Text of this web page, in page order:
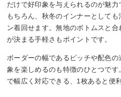
だけで好印象を与えられるのが魅
もちろん、秋冬のインナーとして
ン着回せます。無地のボトムスと
が決まる手軽さもポイントです。
ボーダーの幅であるピッチや配色
象を楽しめるのも特徴のひとつで
で幅広く対応できる、1枚あると便